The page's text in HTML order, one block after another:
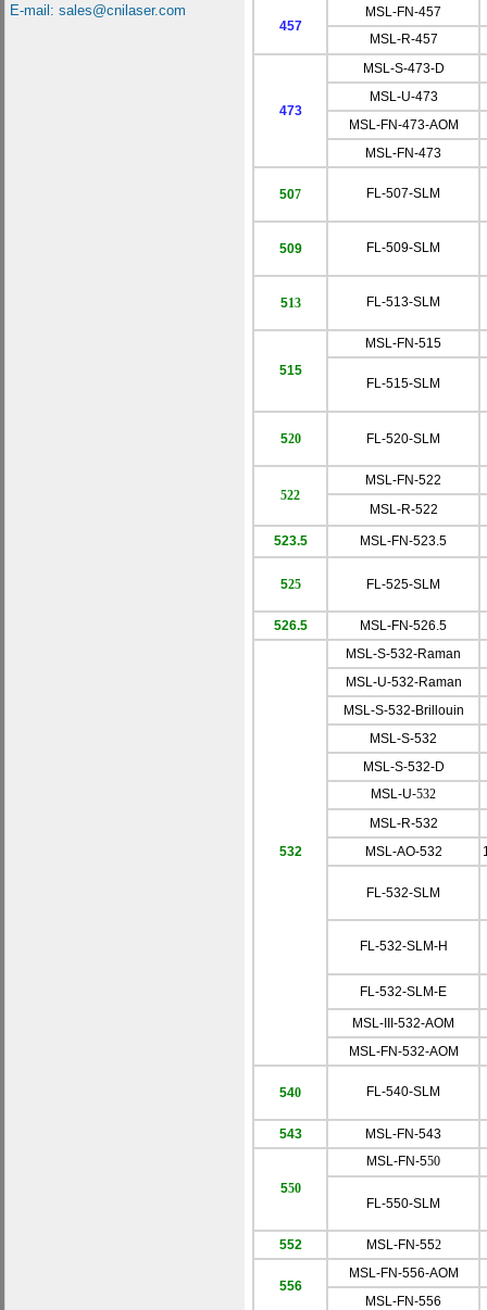
E-mail: sales@cnilaser.com
457
MSL-FN-457
MSL-R-457
473
MSL-S-473-D
MSL-U-473
MSL-FN-473-AOM
MSL-FN-473
507 FL-507-SLM
509 FL-509-SLM
513 FL-513-SLM
515
MSL-FN-515
FL-515-SLM
520 FL-520-SLM
522
MSL-FN-522
MSL-R-522
523.5 MSL-FN-523.5
525 FL-525-SLM
526.5 MSL-FN-526.5
532
MSL-S-532-Raman
MSL-U-532-Raman
MSL-S-532-Brillouin
MSL-S-532
MSL-S-532-D
MSL-U-532
MSL-R-532
MSL-AO-532
FL-532-SLM
FL-532-SLM-H
FL-532-SLM-E
MSL-III-532-AOM
MSL-FN-532-AOM
540 FL-540-SLM
543 MSL-FN-543
550
MSL-FN-550
FL-550-SLM
552 MSL-FN-552
556
MSL-FN-556-AOM
MSL-FN-556